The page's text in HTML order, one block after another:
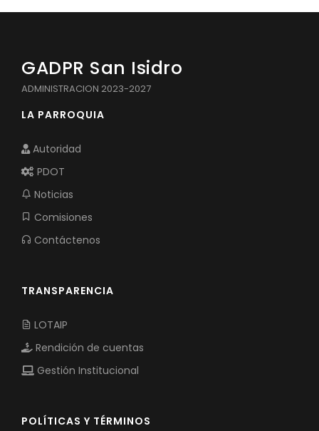
GADPR San Isidro
ADMINISTRACION 2023-2027
LA PARROQUIA
Autoridad
PDOT
Noticias
Comisiones
Contáctenos
TRANSPARENCIA
LOTAIP
Rendición de cuentas
Gestión Institucional
POLÍTICAS Y TÉRMINOS